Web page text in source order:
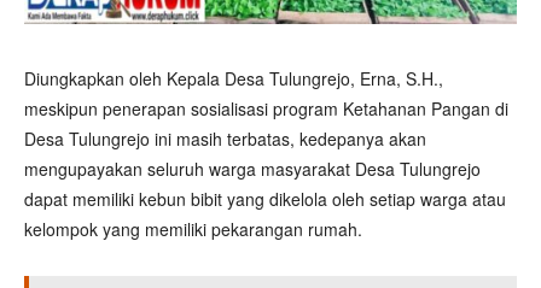
Diungkapkan oleh Kepala Desa Tulungrejo, Erna, S.H.,
meskipun penerapan sosialisasi program Ketahanan Pangan di
Desa Tulungrejo ini masih terbatas, kedepanya akan
mengupayakan seluruh warga masyarakat Desa Tulungrejo
dapat memiliki kebun bibit yang dikelola oleh setiap warga atau
kelompok yang memiliki pekarangan rumah.